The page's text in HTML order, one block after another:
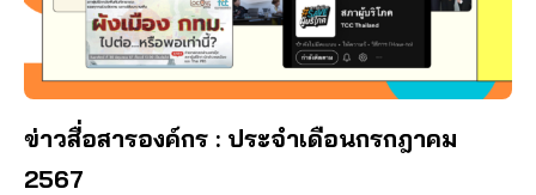
ข่าวสื่อสารองค์กร : ประจำเดือนกรกฎาคม
2567